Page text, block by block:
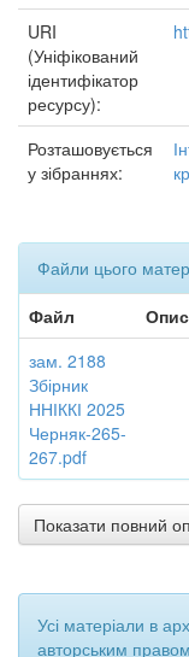
URI
(Уніфікований
ідентифікатор
ресурсу):
Розташовується
у зібраннях:
Файли цього
Файл
Опис
зам. 2188
Збірник
ННІККІ 2025
Черняк-265-
267.pdf
Показати повний
Усі матеріали в
авторським